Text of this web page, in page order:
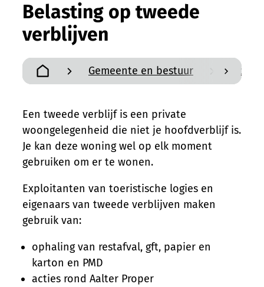
Belasting op tweede
verblijven
scroll
Startpagina
Gemeente en bestuur
Een tweede verblijf is een private
woongelegenheid die niet je hoofdverblijf is.
Je kan deze woning wel op elk moment
gebruiken om er te wonen.
Exploitanten van toeristische logies en
eigenaars van tweede verblijven maken
gebruik van:
ophaling van restafval, gft, papier en
karton en PMD
acties rond Aalter Proper